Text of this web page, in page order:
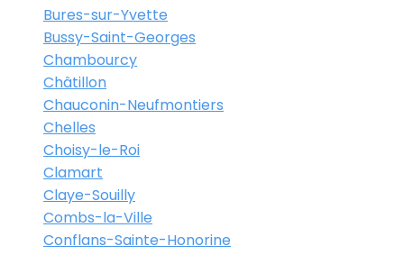
Bures-sur-Yvette
Bussy-Saint-Georges
Chambourcy
Châtillon
Chauconin-Neufmontiers
Chelles
Choisy-le-Roi
Clamart
Claye-Souilly
Combs-la-Ville
Conflans-Sainte-Honorine